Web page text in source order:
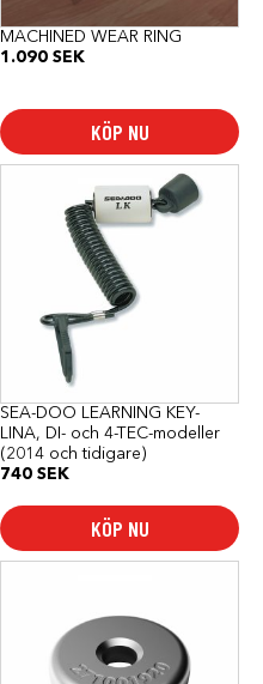
MACHINED WEAR RING
1.090 SEK
KÖP NU
SEA-DOO LEARNING KEY-
LINA, DI- och 4-TEC-modeller
(2014 och tidigare)
740 SEK
KÖP NU